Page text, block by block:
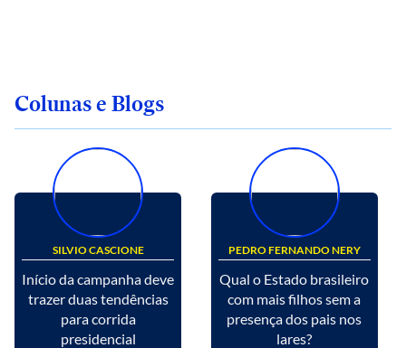
Colunas e Blogs
SILVIO CASCIONE
Início da campanha deve
trazer duas tendências
para corrida
presidencial
PEDRO FERNANDO NERY
Qual o Estado brasileiro
com mais filhos sem a
presença dos pais nos
lares?